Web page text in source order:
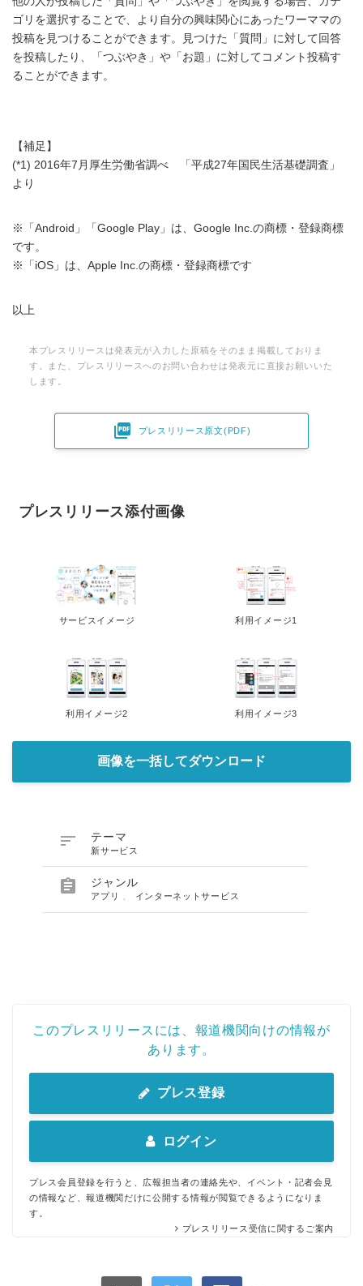
ゴリを選択することで、より自分の興味関心にあったワーママの
投稿を見つけることができます。見つけた「質問」に対して回答
を投稿したり、「つぶやき」や「お題」に対してコメント投稿す
ることができます。
【補足】
(*1) 2016年7月厚生労働省調べ 「平成27年国民生活基礎調査」
より
※「Android」「Google Play」は、Google Inc.の商標・登録商標
です。
※「iOS」は、Apple Inc.の商標・登録商標です
以上
本プレスリリースは発表元が入力した原稿をそのまま掲載しておりま
す。また、プレスリリースへのお問い合わせは発表元に直接お願いいた
します。
 プレスリリース原文(PDF)
プレスリリース添付画像
サービスイメージ 利用イメージ1
利用イメージ2 利用イメージ3
画像を一括してダウンロード
 テーマ
新サービス
 ジャンル
アプリ インターネットサービス
このプレスリリースには、報道機関向けの情報が
あります。
プレス登録
ログイン
プレス会員登録を行うと、広報担当者の連絡先や、イベント・記者会見
の情報など、報道機関だけに公開する情報が閲覧できるようになりま
す。
プレスリリース受信に関するご案内